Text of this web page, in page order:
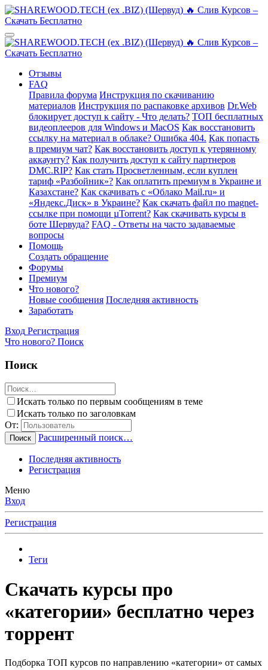
Отзывы
FAQ
Правила форума Инструкция по скачиванию
материалов Инструкция по распаковке архивов Dr.Web
блокирует доступ к сайту - Что делать? ТОП бесплатных
видеоплееров для Windows и MacOS Как восстановить
ссылку на материал в облаке? Ошибка 404. Как попасть
в премиум чат? Как восстановить доступ к утерянному
аккаунту? Как получить доступ к сайту партнеров
DMC.RIP? Как стать Просветленным, если куплен
тариф «Разбойник»? Как оплатить премиум в Украине и
Казахстане? Как скачивать с «Облако Mail.ru» и
«Яндекс.Диск» в Украине? Как скачать файл по magnet-
ссылке при помощи µTorrent? Как скачивать курсы в
боте Шервуда? FAQ - Ответы на часто задаваемые
вопросы
Помощь
Создать обращение
Форумы
Премиум
Что нового?
Новые сообщения Последняя активность
Заработать
Вход Регистрация
Что нового? Поиск
Поиск
Искать только по первым сообщениям в теме
Искать только по заголовкам
От:
Поиск Расширенный поиск…
Последняя активность
Регистрация
Меню
Вход
Регистрация
Теги
Скачать курсы про
«категории» бесплатно через
торрент
Подборка ТОП курсов по направлению «категории» от самых